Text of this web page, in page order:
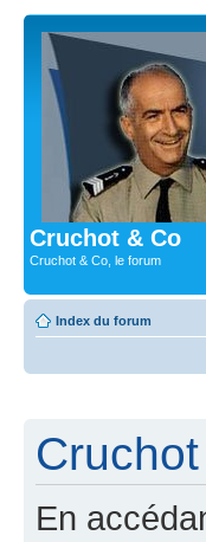
Cruchot & Co
Cruchot & Co, le forum
Index du forum
En